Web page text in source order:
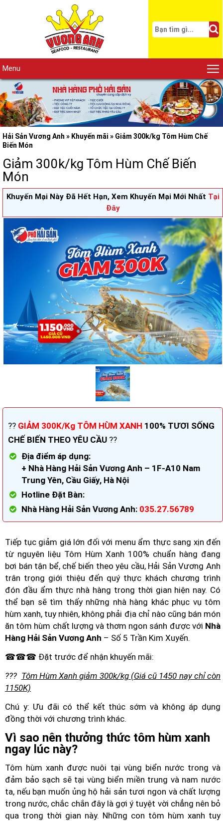
Menu
Hải Sản Vương Anh » Khuyến mãi » Giảm 300k/kg Tôm Hùm Chế
Biến Món
Giảm 300k/kg Tôm Hùm Chế Biến
Món
Khuyến Mại Này Đã Hết Hạn, Xem Khuyến Mại Mới Nhất Tại
Đây
?? GIẢM 300K/Kg TÔM HÙM XANH 100% TƯƠI SỐNG
CHẾ BIẾN THEO YÊU CẦU ??
Địa điểm áp dụng:
+ Nhà Hàng Hải Sản Vương Anh – 1F-A10 Nam
Trung Yên, Cầu Giấy, Hà Nội
Hotline Đặt Bàn:
Nhà Hàng Hải Sản Vương Anh: 035.27.56789
Tiếp tục giảm giá lớn đối với menu ẩm thực sang xịn đến
từ nguyên liệu Tôm Hùm Xanh 100% chuẩn hàng đang
bơi bán tận bể, chế biến theo yêu cầu, Hải Sản Vương Anh
trân trọng giới thiệu đến quý thực khách chương trình
đón đầu ẩm thực nhà hàng trong thời gian hiện nay. Có
thể bạn sẽ tìm thấy những nhà hàng khác phục vụ tôm
hùm xanh, tuy nhiên, không phải địa chỉ nào cũng bán món
ăn tôm hùm chất lượng và thơm ngon sánh được với Nhà
Hàng Hải Sản Vương Anh – Số 5 Trần Kim Xuyến.
☎☎☎ Đặt trước để nhận khuyến mãi:
??? Tôm Hùm Xanh giảm 300k/kg (Giá cũ 1450 nay chỉ còn
1150K)
Chú y: Ưu đãi có thể kết thúc sớm và không áp dụng
đồng thời với chương trình khác.
Vì sao nên thưởng thức tôm hùm xanh
ngay lúc này?
Tôm hùm xanh được nuôi tại vùng biển nước trong và
đảm bảo sạch sẽ tại vùng biển miền trung và nam nước
ta, nếu bạn muốn ủng hộ hải sản tươi ngon và chất lượng
trong nước, chắc chắn đây là gợi ý tuyệt vời chẳng nên bỏ
qua trong thời gian này. Những con tôm hùm xanh tuy